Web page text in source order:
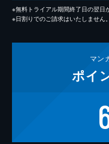
※無料トライアル期間終了日の翌日
※日割りでのご請求はいたしません。
マン
ポイ